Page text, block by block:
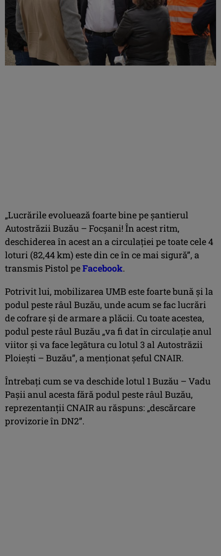
„Lucrările evoluează foarte bine pe șantierul
Autostrăzii Buzău – Focșani! În acest ritm,
deschiderea în acest an a circulației pe toate cele 4
loturi (82,44 km) este din ce în ce mai sigură”, a
transmis Pistol peFacebook.
Potrivit lui, mobilizarea UMB este foarte bună și la
podul peste râul Buzău, unde acum se fac lucrări
de cofrare și de armare a plăcii. Cu toate acestea,
podul peste râul Buzău „va fi dat în circulație anul
viitor și va face legătura cu lotul 3 al Autostrăzii
Ploiești – Buzău”, a menționat șeful CNAIR.
Întrebați cum se va deschide lotul 1 Buzău – Vadu
Pașii anul acesta fără podul peste râul Buzău,
reprezentanții CNAIR au răspuns: „descărcare
provizorie în DN2”.